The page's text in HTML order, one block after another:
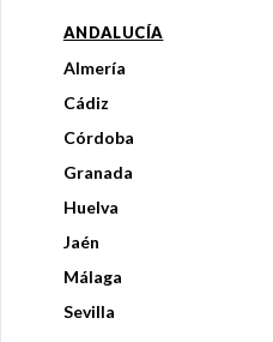
ANDALUCÍA
Almería
Cádiz
Córdoba
Granada
Huelva
Jaén
Málaga
Sevilla